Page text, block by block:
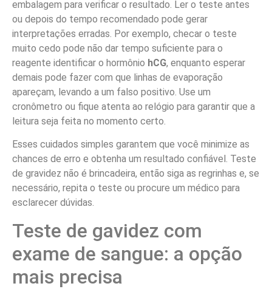
embalagem para verificar o resultado. Ler o teste antes
ou depois do tempo recomendado pode gerar
interpretações erradas. Por exemplo, checar o teste
muito cedo pode não dar tempo suficiente para o
reagente identificar o hormônio hCG, enquanto esperar
demais pode fazer com que linhas de evaporação
apareçam, levando a um falso positivo. Use um
cronômetro ou fique atenta ao relógio para garantir que a
leitura seja feita no momento certo.
Esses cuidados simples garantem que você minimize as
chances de erro e obtenha um resultado confiável. Teste
de gravidez não é brincadeira, então siga as regrinhas e, se
necessário, repita o teste ou procure um médico para
esclarecer dúvidas.
Teste de gavidez com
exame de sangue: a opção
mais precisa